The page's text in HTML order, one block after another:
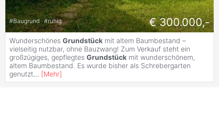
#Baugrund #ruhig € 300.000,-
Wunderschönes Grundstück mit altem Baumbestand –
vielseitig nutzbar, ohne Bauzwang! Zum Verkauf steht ein
großzügiges, gepflegtes Grundstück mit wunderschönem,
altem Baumbestand. Es wurde bisher als Schrebergarten
genutzt... [Mehr]